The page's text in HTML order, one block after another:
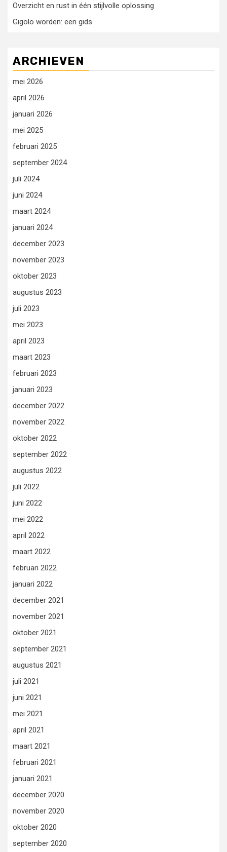
Overzicht en rust in één stijlvolle oplossing
Gigolo worden: een gids
ARCHIEVEN
mei 2026
april 2026
januari 2026
mei 2025
februari 2025
september 2024
juli 2024
juni 2024
maart 2024
januari 2024
december 2023
november 2023
oktober 2023
augustus 2023
juli 2023
mei 2023
april 2023
maart 2023
februari 2023
januari 2023
december 2022
november 2022
oktober 2022
september 2022
augustus 2022
juli 2022
juni 2022
mei 2022
april 2022
maart 2022
februari 2022
januari 2022
december 2021
november 2021
oktober 2021
september 2021
augustus 2021
juli 2021
juni 2021
mei 2021
april 2021
maart 2021
februari 2021
januari 2021
december 2020
november 2020
oktober 2020
september 2020